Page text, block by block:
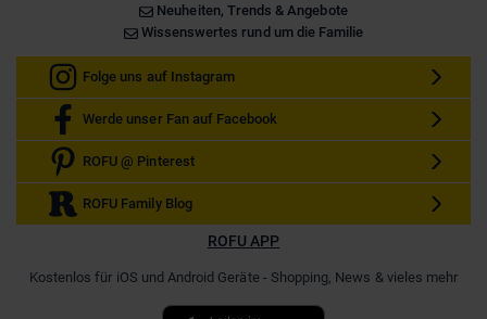
Neuheiten, Trends & Angebote
Wissenswertes rund um die Familie
Folge uns auf Instagram
Werde unser Fan auf Facebook
ROFU @ Pinterest
ROFU Family Blog
ROFU APP
Kostenlos für iOS und Android Geräte - Shopping, News & vieles mehr